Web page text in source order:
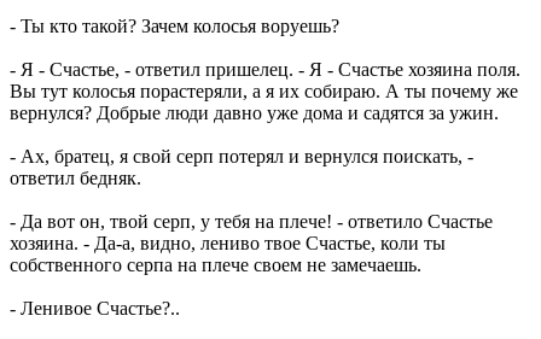
- Ты кто такой? Зачем колосья воруешь?
- Я - Счастье, - ответил пришелец. - Я - Счастье хозяина поля.
Вы тут колосья порастеряли, а я их собираю. А ты почему же
вернулся? Добрые люди давно уже дома и садятся за ужин.
- Ах, братец, я свой серп потерял и вернулся поискать, -
ответил бедняк.
- Да вот он, твой серп, у тебя на плече! - ответило Счастье
хозяина. - Да-а, видно, лениво твое Счастье, коли ты
собственного серпа на плече своем не замечаешь.
- Ленивое Счастье?..